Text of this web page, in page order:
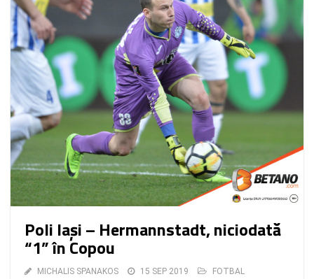
Poli Iași – Hermannstadt, niciodată
“1” în Copou
MICHALIS SPANAKOS 15 SEP 2019 FOTBAL